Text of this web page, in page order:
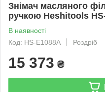
Знімач масляного
ручкою Heshitools
В наявності
Код: HS-E1088A
Роздріб
15 373 ₴